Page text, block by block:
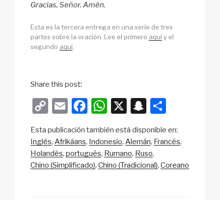
Gracias, Señor. Amén.
Esta es la tercera entrega en una serie de tres
partes sobre la oración. Lee el primero aquíy el
segundo aquí
Share this post:
C
p
y
Li
E
ail
F
c
e
b
W
at
s
A
X
S
a
p
c
ar
Esta publicación también está disponible en:
Inglés Afrikáans Indonesio Alemán Francés
Holandés portugués Rumano Ruso
Chino (Simplificado) Chino (Tradicional) Coreano